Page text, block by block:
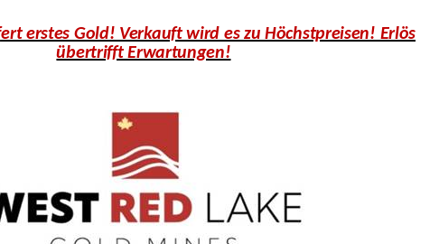
erstes Gold! Verkauft wird es zu Höchstpreisen! Erlös
übertrifft Erwartungen!